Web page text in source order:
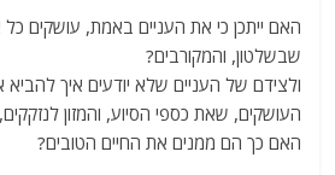
האם ייתכן כי את העניים באמת, עושקים כל
שבשלטון, והמקורבים?
ולצידם של העניים שלא יודעים איך להביא
העושקים, שאת כספי הסיוע, והמזון
האם כך הם ממנים את החיים הטובים?